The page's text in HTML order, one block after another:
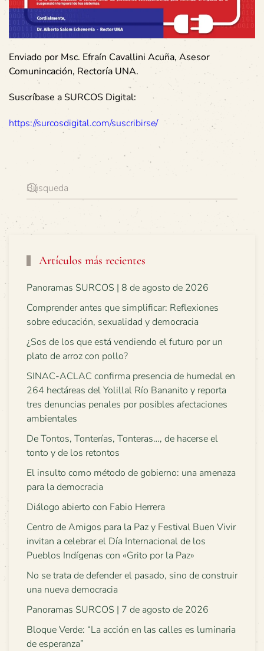
Enviado por Msc. Efraín Cavallini Acuña, Asesor
Comunincación, Rectoría UNA.
Suscríbase a SURCOS Digital:
https://surcosdigital.com/suscribirse/
Artículos más recientes
Panoramas SURCOS | 8 de agosto de 2026
Comprender antes que simplificar: Reflexiones
sobre educación, sexualidad y democracia
¿Sos de los que está vendiendo el futuro por un
plato de arroz con pollo?
SINAC-ACLAC confirma presencia de humedal en
264 hectáreas del Yolillal Río Bananito y reporta
tres denuncias penales por posibles afectaciones
ambientales
De Tontos, Tonterías, Tonteras…, de hacerse el
tonto y de los retontos
El insulto como método de gobierno: una amenaza
para la democracia
Diálogo abierto con Fabio Herrera
Centro de Amigos para la Paz y Festival Buen Vivir
invitan a celebrar el Día Internacional de los
Pueblos Indígenas con «Grito por la Paz»
No se trata de defender el pasado, sino de construir
una nueva democracia
Panoramas SURCOS | 7 de agosto de 2026
Bloque Verde: “La acción en las calles es luminaria
de esperanza”